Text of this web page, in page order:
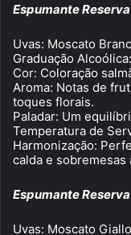
Espumante
Uvas: Moscato
Graduação
Cor: Coloração
Aroma: Notas de
toques florais.
Paladar: Um
Temperatura de
Harmonização:
calda e sobremesas
Espumante
Uvas: Moscato Giallo